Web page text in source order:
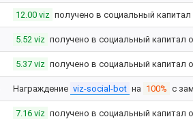
12.00 viz получено в социальный
5.52 viz получено в социальный капитал
5.37 viz получено в социальный капитал
Награждение viz-social-bot на 100% с
7.16 viz получено в социальный капитал